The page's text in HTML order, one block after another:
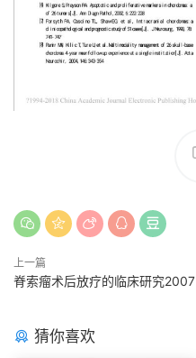
上一篇
脊索瘤术后放疗的临床研究2007
猜你喜欢